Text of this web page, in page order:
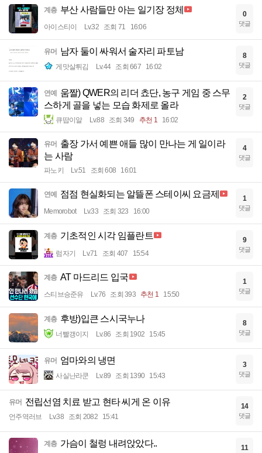
계층 부산 사람들만 아는 일기장 정체
아이스티이 Lv.32 조회 71 16:06
0
댓글
유머 남자 둘이 싸워서 술자리 파토남
게맛살튀김 Lv.44 조회 667 16:02
8
댓글
연예
움짤) QWER의 리더 쵸단, 농구 게임 중 스무
스하게 골을 넣는 모습 화제로 올라
큐땁이알 Lv.88 조회 349 추천 1 16:02
2
댓글
유머 출장 가서 예쁜 애들 많이 만나는 게 일이라
는 사람
파노키 Lv.51 조회 608 16:01
4
댓글
연예 점점 현실화되는 알뜰폰 스테이씨 요금제
Memorobot Lv.33 조회 323 16:00
1
댓글
계층 기초적인 시각 임플란트
럼자기 Lv.71 조회 407 15:54
9
댓글
계층 AT 마드리드 입국
스티브승준유 Lv.76 조회 393 추천 1 15:50
1
댓글
계층 후방)입큰 스시국누나
너빨갱이지 Lv.86 조회 1902 15:45
8
댓글
유머 엄마와의 냉면
사실난라쿤 Lv.89 조회 1390 15:43
3
댓글
유머 전립선염 치료 받고 현타 씨게 온 이유
언주역러브 Lv.38 조회 2082 15:41
14
댓글
계층 가슴이 철렁 내려앉았다.. 11